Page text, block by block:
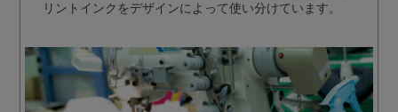
リントインクをデザインによって使い分けています。